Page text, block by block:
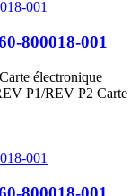
800018-001
électronique
P1/REV P2 Carte